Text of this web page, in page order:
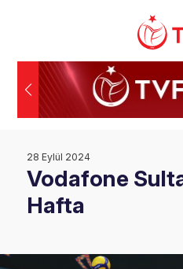
28 Eylül 2024
Vodafone
Hafta